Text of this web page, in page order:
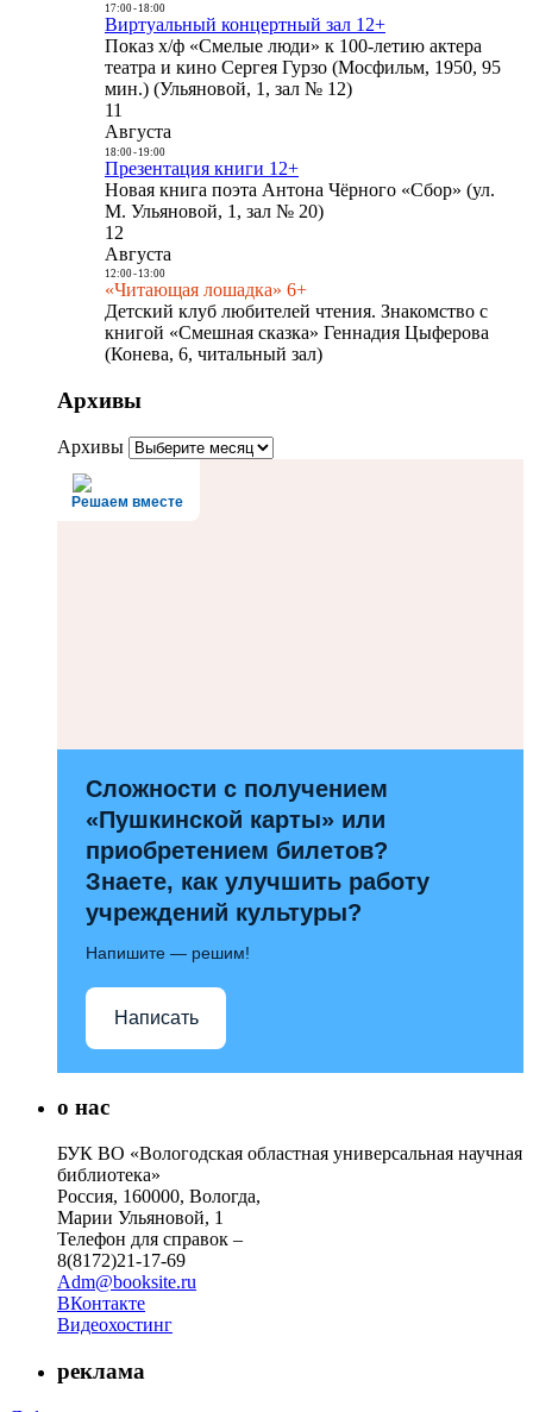
17:00- 18:00
Виртуальный концертный зал 12+
Показ х/ф «Смелые люди» к 100-летию актера
театра и кино Сергея Гурзо (Мосфильм, 1950, 95
мин.) (Ульяновой, 1, зал № 12)
11
Августа
18:00- 19:00
Презентация книги 12+
Новая книга поэта Антона Чёрного «Сбор» (ул.
М. Ульяновой, 1, зал № 20)
12
Августа
12:00- 13:00
«Читающая лошадка» 6+
Детский клуб любителей чтения. Знакомство с
книгой «Смешная сказка» Геннадия Цыферова
(Конева, 6, читальный зал)
Архивы
Архивы
Решаем вместе
Сложности с получением
«Пушкинской карты» или
приобретением билетов?
Знаете, как улучшить работу
учреждений культуры?
Напишите — решим!
Написать
о нас
БУК ВО «Вологодская областная универсальная научная
библиотека»
Россия, 160000, Вологда,
Марии Ульяновой, 1
Телефон для справок –
8(8172)21-17-69
Adm@booksite.ru
ВКонтакте
Видеохостинг
реклама